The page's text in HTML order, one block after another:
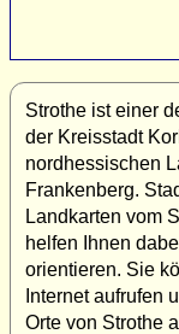
Strothe ist einer
der Kreisstadt
nordhessischen
Frankenberg.
Landkarten vom
helfen Ihnen
orientieren. Sie
Internet aufrufen
Orte von Strothe